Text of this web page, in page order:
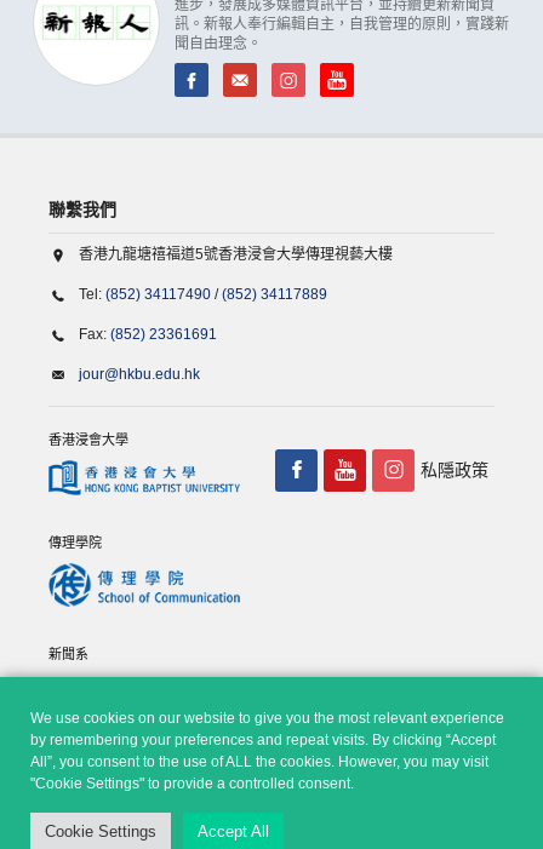
進步，發展成多媒體資訊平台，並持續更新新聞資
訊。新報人奉行編輯自主，自我管理的原則，實踐新
聞自由理念。
We use cookies on our website to give you the most relevant experience
by remembering your preferences and repeat visits. By clicking “Accept
All”, you consent to the use of ALL the cookies. However, you may visit
"Cookie Settings" to provide a controlled consent.
Cookie Settings Accept All
聯繫我們
香港九龍塘禧福道5號香港浸會大學傳理視藝大樓
Tel: (852) 34117490 /(852) 34117889
Fax: (852) 23361691
jour@hkbu.edu.hk
香港浸會大學
傳理學院
新聞系
私隱政策
© Copyright 2026 - 香港浸會大學傳理學院, 新聞系 |